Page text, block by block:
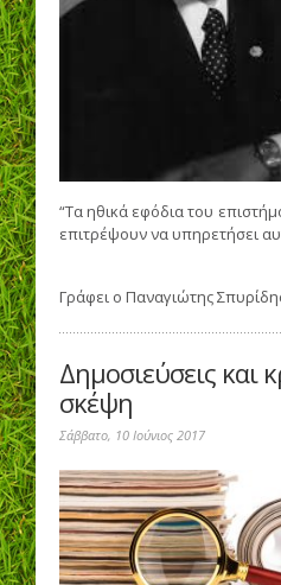
“Τα ηθικά εφόδια του
επιτρέψουν να υπηρετήσει
Γράφει ο Παναγιώτης
Δημοσιεύσεις και
σκέψη
Σάββατο, 10 Ιούνιος 2017